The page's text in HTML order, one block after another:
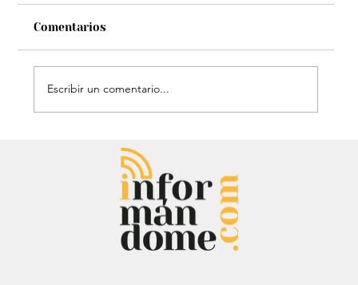
Audiencia de Maduro en Estados
Unidos: Debate por fondos para su
defensa marca el proceso
Comentarios
Escribir un comentario...